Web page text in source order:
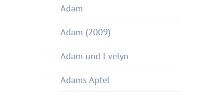
Adam
Adam (2009)
Adam und Evelyn
Adams Äpfel